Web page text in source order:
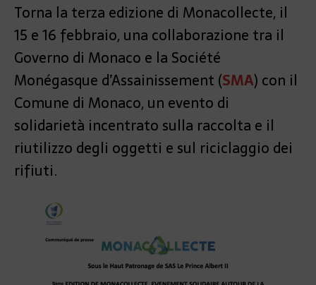
Torna la terza edizione di Monacollecte, il
15 e 16 febbraio, una collaborazione tra il
Governo di Monaco e la Société
Monégasque d’Assainissement (SMA) con il
Comune di Monaco, un evento di
solidarietà incentrato sulla raccolta e il
riutilizzo degli oggetti e sul riciclaggio dei
rifiuti.